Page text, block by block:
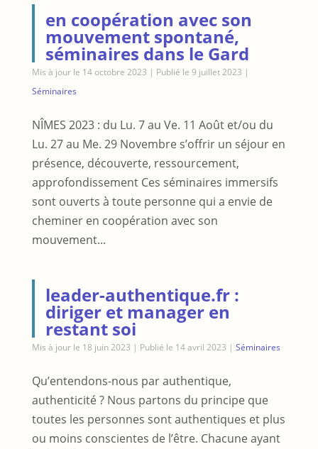
en coopération avec son
mouvement spontané,
séminaires dans le Gard
Mis à jour le 14 octobre 2023 | Publié le 9 juillet 2023 |
Séminaires
NÎMES 2023 : du Lu. 7 au Ve. 11 Août et/ou du
Lu. 27 au Me. 29 Novembre s’offrir un séjour en
présence, découverte, ressourcement,
approfondissement Ces séminaires immersifs
sont ouverts à toute personne qui a envie de
cheminer en coopération avec son
mouvement...
leader-authentique.fr :
diriger et manager en
restant soi
Mis à jour le 18 juin 2023 | Publié le 14 avril 2023 | Séminaires
Qu’entendons-nous par authentique,
authenticité ? Nous partons du principe que
toutes les personnes sont authentiques et plus
ou moins conscientes de l’être. Chacune ayant